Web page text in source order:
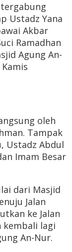
tergabung
Ustadz Yana
Akbar
Ramadhan
Agung An-
oleh
Tampak
Ustadz Abdul
Imam Besar
dari Masjid
Jalan
ke Jalan
kembali lagi
An-Nur.